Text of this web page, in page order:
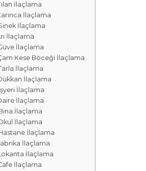
İlaçlama
İlaçlama
İlaçlama
İlaçlama
İlaçlama
Kese Böceği İlaçlama
İlaçlama
İlaçlama
İlaçlama
İlaçlama
İlaçlama
İlaçlama
İlaçlama
İlaçlama
İlaçlama
İlaçlama